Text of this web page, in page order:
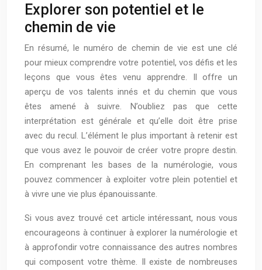
Explorer son potentiel et le
chemin de vie
En résumé, le numéro de chemin de vie est une clé
pour mieux comprendre votre potentiel, vos défis et les
leçons que vous êtes venu apprendre. Il offre un
aperçu de vos talents innés et du chemin que vous
êtes amené à suivre. N’oubliez pas que cette
interprétation est générale et qu’elle doit être prise
avec du recul. L’élément le plus important à retenir est
que vous avez le pouvoir de créer votre propre destin.
En comprenant les bases de la numérologie, vous
pouvez commencer à exploiter votre plein potentiel et
à vivre une vie plus épanouissante.
Si vous avez trouvé cet article intéressant, nous vous
encourageons à continuer à explorer la numérologie et
à approfondir votre connaissance des autres nombres
qui composent votre thème. Il existe de nombreuses